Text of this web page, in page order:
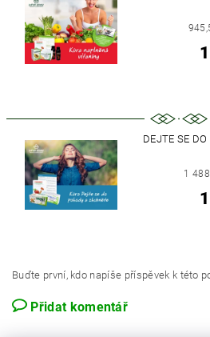
DEJTE SE
1
Buďte první, kdo napíše příspěvek k této
Přidat komentář